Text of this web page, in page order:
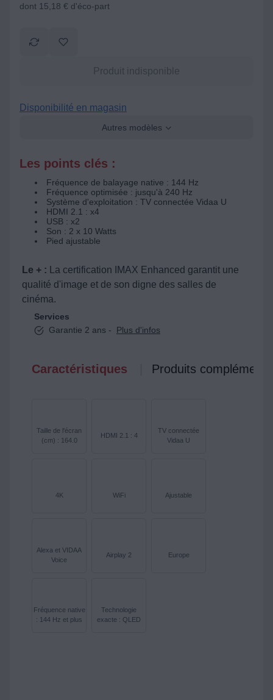
dont 15,18 € d'éco-part
Produit indisponible
Disponibilité en magasin
Autres modèles
Les points clés :
Fréquence de balayage native : 144 Hz
Fréquence optimisée : jusqu'à 240 Hz
Système d'exploitation : TV connectée Vidaa U
HDMI 2.1 : x4
USB : x2
Son : 2 x 10 Watts
Pied ajustable
Le + :
La certification IMAX Enhanced garantit une
qualité d'image et de son digne des salles de
cinéma.
Services
Garantie 2 ans -
Plus d'infos
Caractéristiques Produits
Taille de l'écran
(cm) : 164.0
HDMI 2.1 : 4
TV connectée
Vidaa U
4K WiFi Ajustable
Alexa et VIDAA
Voice
Airplay 2 Europe
Fréquence native
: 144 Hz et plus
Technologie
exacte : QLED